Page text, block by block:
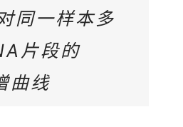
同一样本多
片段的
曲线